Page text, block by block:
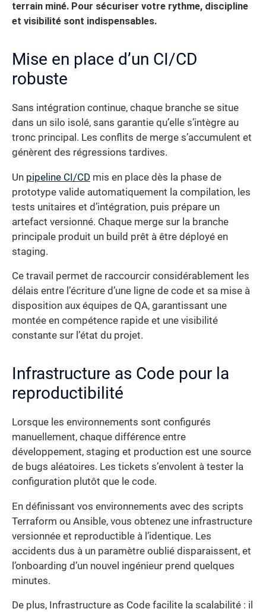
terrain miné. Pour sécuriser votre rythme, discipline
et visibilité sont indispensables.
Mise en place d’un CI/CD
robuste
Sans intégration continue, chaque branche se situe
dans un silo isolé, sans garantie qu’elle s’intègre au
tronc principal. Les conflits de merge s’accumulent et
génèrent des régressions tardives.
Un pipeline CI/CD mis en place dès la phase de
prototype valide automatiquement la compilation, les
tests unitaires et d’intégration, puis prépare un
artefact versionné. Chaque merge sur la branche
principale produit un build prêt à être déployé en
staging.
Ce travail permet de raccourcir considérablement les
délais entre l’écriture d’une ligne de code et sa mise à
disposition aux équipes de QA, garantissant une
montée en compétence rapide et une visibilité
constante sur l’état du projet.
Infrastructure as Code pour la
reproductibilité
Lorsque les environnements sont configurés
manuellement, chaque différence entre
développement, staging et production est une source
de bugs aléatoires. Les tickets s’envolent à tester la
configuration plutôt que le code.
En définissant vos environnements avec des scripts
Terraform ou Ansible, vous obtenez une infrastructure
versionnée et reproductible à l’identique. Les
accidents dus à un paramètre oublié disparaissent, et
l’onboarding d’un nouvel ingénieur prend quelques
minutes.
De plus, Infrastructure as Code facilite la scalabilité : il